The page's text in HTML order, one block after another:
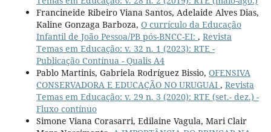
Francineide Ribeiro Viana Santos, Adelaide Alves Dias,
Kaline Gonzaga Barboza, O currículo da Educação
Infantil de João Pessoa/PB pós-BNCC-EI: , Revista
Temas em Educação: v. 32 n. 1 (2023): RTE -
Publicação Contínua - Qualis A4
Pablo Martinis, Gabriela Rodríguez Bissio, OFENSIVA
CONSERVADORA E EDUCAÇÃO NO URUGUAI , Revista
Temas em Educação: v. 29 n. 3 (2020): RTE (set.- dez.) -
Fluxo contínuo
Simone Viana Corasarri, Edilaine Vagula, Mari Clair